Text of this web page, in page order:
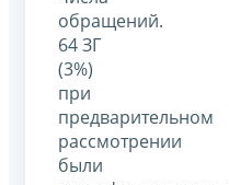
обращений.
64 ЗГ
(3%)
при
предварительном
рассмотрении
были